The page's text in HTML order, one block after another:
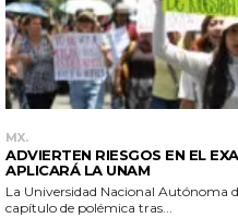
MX.
ADVIERTEN RIESGOS EN EL
APLICARÁ LA UNAM
La Universidad Nacional Autónoma
capítulo de polémica tras...